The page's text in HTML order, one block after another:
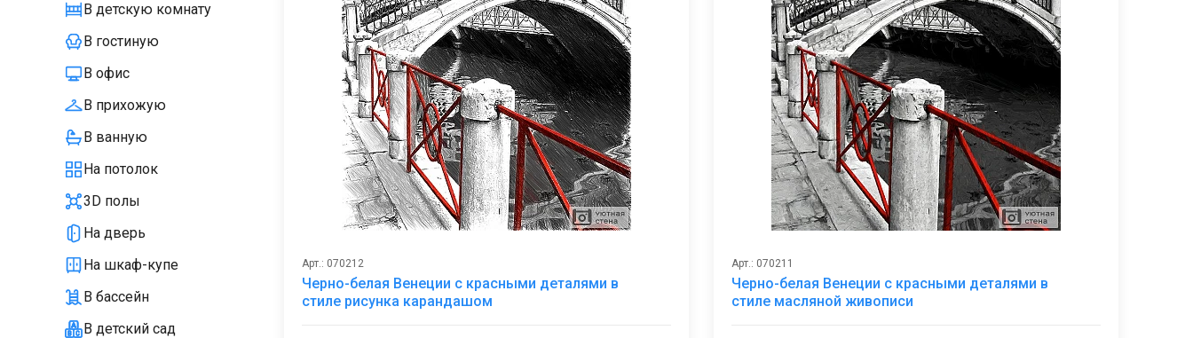
В детскую комнату
В гостиную
В офис
В прихожую
В ванную
На потолок
3D полы
На дверь
На шкаф-купе
В бассейн
В детский сад
Арт.: 070212
Черно-белая Венеции с красными деталями в
стиле рисунка карандашом
избранное
Арт.: 070211
Черно-белая Венеции с красными деталями в
стиле масляной живописи